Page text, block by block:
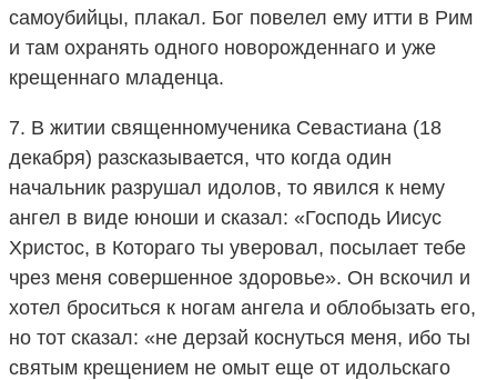
самоубийцы, плакал. Бог повелел ему итти в Рим
и там охранять одного новорожденнаго и уже
крещеннаго младенца.
7. В житии священномученика Севастиана (18
декабря) разсказывается, что когда один
начальник разрушал идолов, то явился к нему
ангел в виде юноши и сказал: «Господь Иисус
Христос, в Котораго ты уверовал, посылает тебе
чрез меня совершенное здоровье». Он вскочил и
хотел броситься к ногам ангела и облобызать его,
но тот сказал: «не дерзай коснуться меня, ибо ты
святым крещением не омыт еще от идольскаго